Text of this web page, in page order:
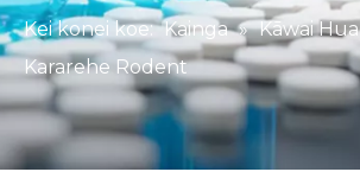
Kei konei koe: Kainga » Kāwai Hua
Kararehe Rodent